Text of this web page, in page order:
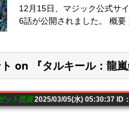
12月15日、マジック公式サ
6話が公開されました。 概要
on 『タルキール：龍
ット団員2025/03/05(水) 05:30:37 ID